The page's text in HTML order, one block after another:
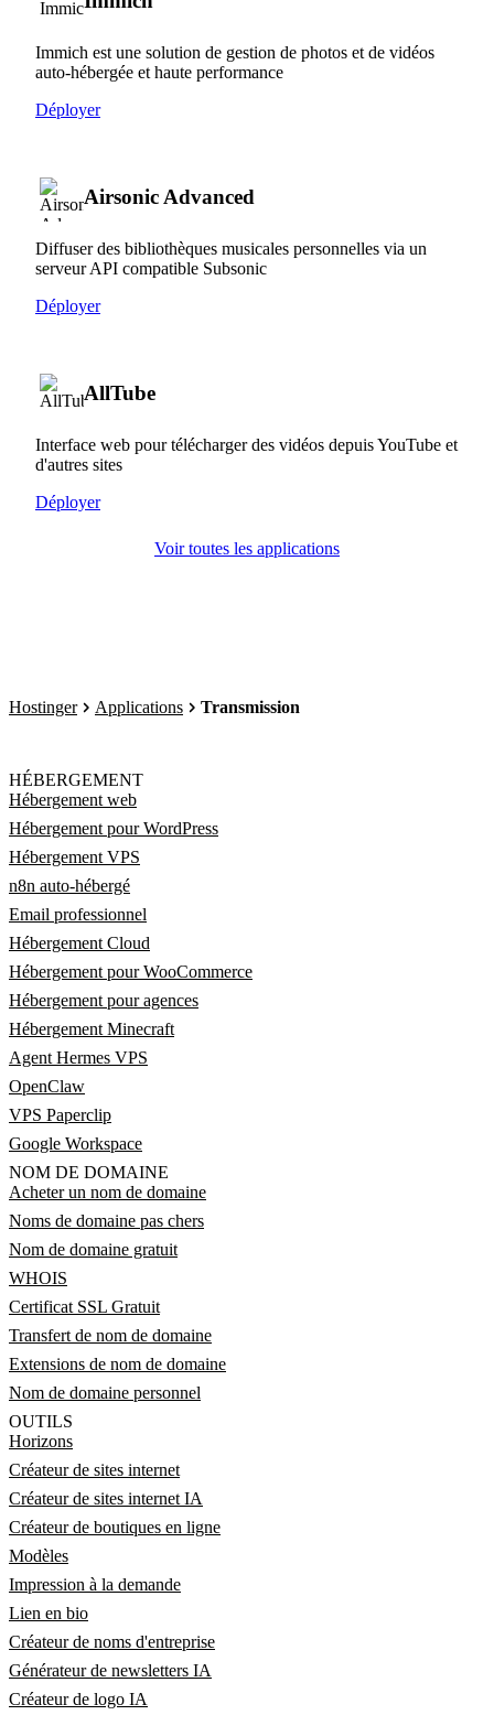
Immich est une solution de gestion de photos et de vidéos
auto-hébergée et haute performance
Déployer
Airsonic Advanced
Diffuser des bibliothèques musicales personnelles via un
serveur API compatible Subsonic
Déployer
AllTube
Interface web pour télécharger des vidéos depuis YouTube et
d'autres sites
Déployer
Voir toutes les applications
Hostinger Applications Transmission
HÉBERGEMENT
Hébergement web
Hébergement pour WordPress
Hébergement VPS
n8n auto-hébergé
Email professionnel
Hébergement Cloud
Hébergement pour WooCommerce
Hébergement pour agences
Hébergement Minecraft
Agent Hermes VPS
OpenClaw
VPS Paperclip
Google Workspace
NOM DE DOMAINE
Acheter un nom de domaine
Noms de domaine pas chers
Nom de domaine gratuit
WHOIS
Certificat SSL Gratuit
Transfert de nom de domaine
Extensions de nom de domaine
Nom de domaine personnel
OUTILS
Horizons
Créateur de sites internet
Créateur de sites internet IA
Créateur de boutiques en ligne
Modèles
Impression à la demande
Lien en bio
Créateur de noms d'entreprise
Générateur de newsletters IA
Créateur de logo IA